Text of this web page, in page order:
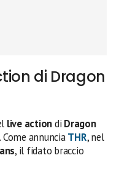
di Dragon
live actiondi Dragon
. Come annunciaTHR, nel
, il fidato braccio